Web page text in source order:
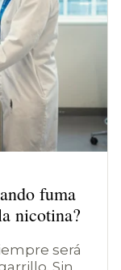
fuma
nicotina?
será